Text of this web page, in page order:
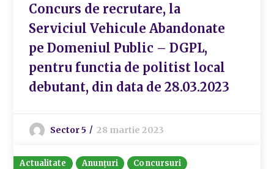
Concurs de recrutare, la
Serviciul Vehicule Abandonate
pe Domeniul Public – DGPL,
pentru functia de politist local
debutant, din data de 28.03.2023
Sector 5 28 martie 2023
Actualitate Anunțuri Concursuri